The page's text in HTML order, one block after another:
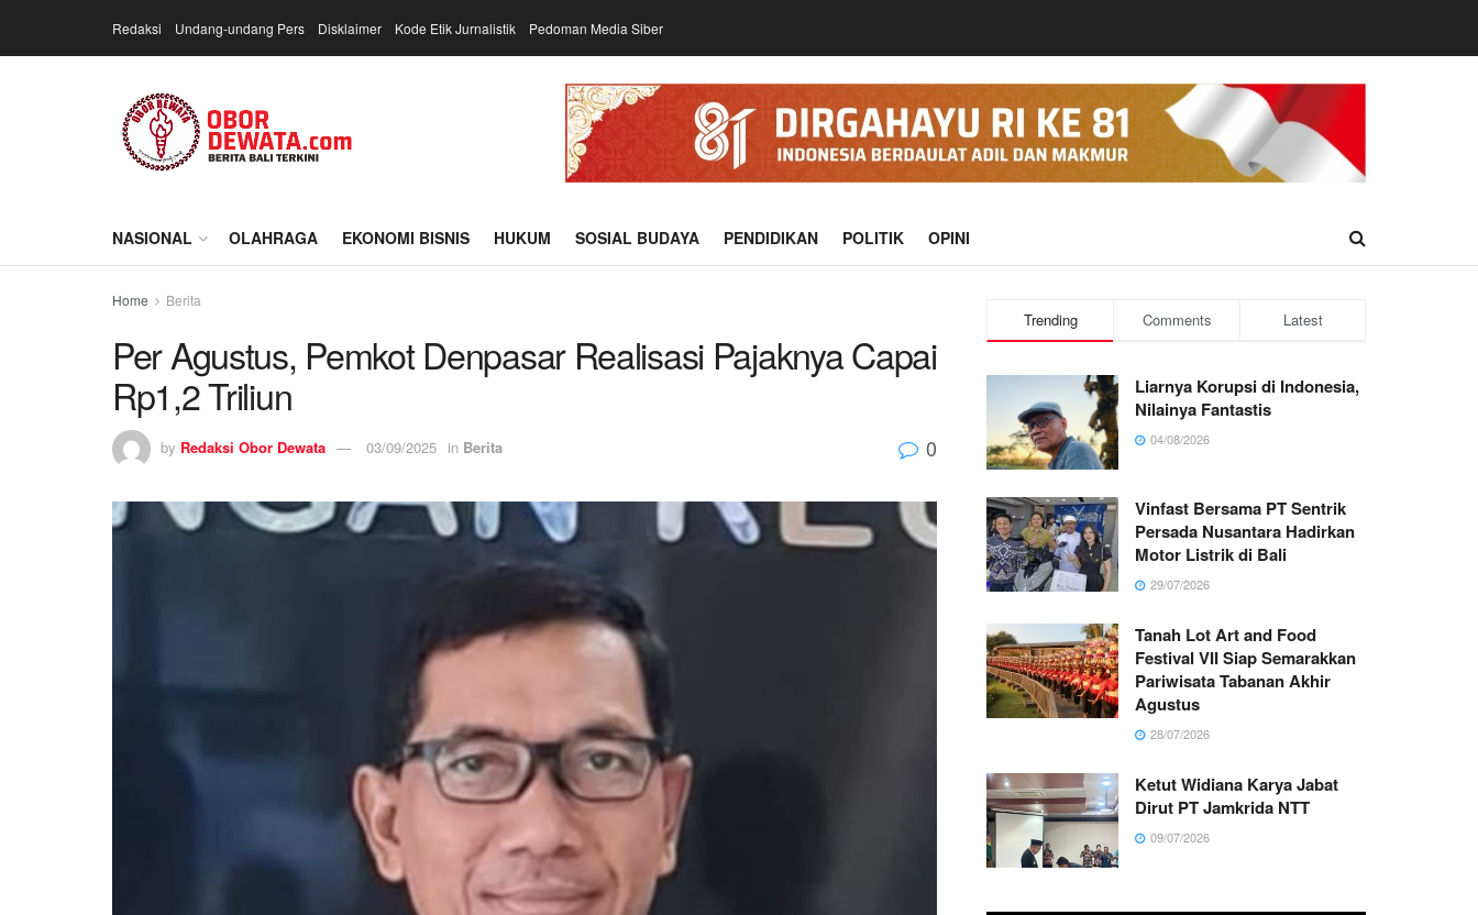
Redaksi Undang-undang Pers Disklaimer Kode Etik Jurnalistik Pedoman Media Siber
NASIONAL OLAHRAGA EKONOMI BISNIS HUKUM SOSIAL BUDAYA PENDIDIKAN POLITIK OPINI
Home Berita
Per Agustus, Pemkot Denpasar Realisasi Pajaknya Capai
Rp1,2 Triliun
by Redaksi Obor Dewata 03/09/2025 in Berita 0
Trending Comments Latest
Liarnya Korupsi di Indonesia,
Nilainya Fantastis
04/08/2026
Vinfast Bersama PT Sentrik
Persada Nusantara Hadirkan
Motor Listrik di Bali
29/07/2026
Tanah Lot Art and Food
Festival VII Siap Semarakkan
Pariwisata Tabanan Akhir
Agustus
28/07/2026
Ketut Widiana Karya Jabat
Dirut PT Jamkrida NTT
09/07/2026